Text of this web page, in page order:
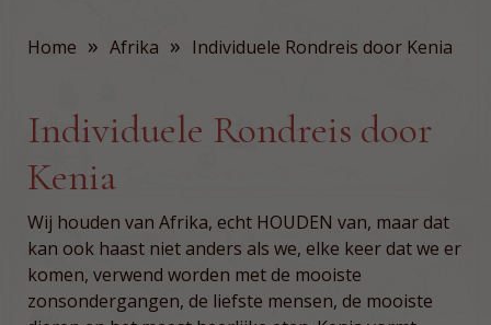
Home » Afrika » Individuele Rondreis door Kenia
Individuele Rondreis door
Kenia
Wij houden van Afrika, echt HOUDEN van, maar dat
kan ook haast niet anders als we, elke keer dat we er
komen, verwend worden met de mooiste
zonsondergangen, de liefste mensen, de mooiste